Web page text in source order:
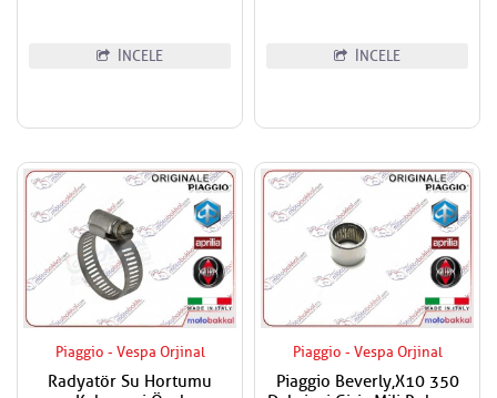
İNCELE İNCELE
Piaggio - Vespa Orjinal
Radyatör Su Hortumu
Piaggio - Vespa Orjinal
Piaggio Beverly,X10 350